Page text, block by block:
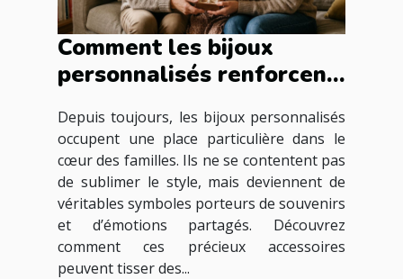
Comment les bijoux
personnalisés renforcent
Depuis toujours, les bijoux personnalisés
occupent une place particulière dans le
cœur des familles. Ils ne se contentent pas
de sublimer le style, mais deviennent de
véritables symboles porteurs de souvenirs
et d’émotions partagés. Découvrez
comment ces précieux accessoires
peuvent tisser des...